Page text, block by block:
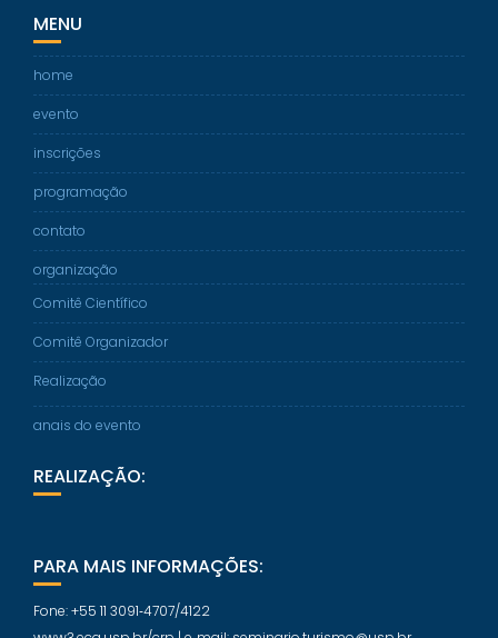
MENU
home
evento
inscrições
programação
contato
organização
Comitê Científico
Comitê Organizador
Realização
anais do evento
REALIZAÇÃO:
PARA MAIS INFORMAÇÕES:
Fone: +55 11 3091‐4707/4122